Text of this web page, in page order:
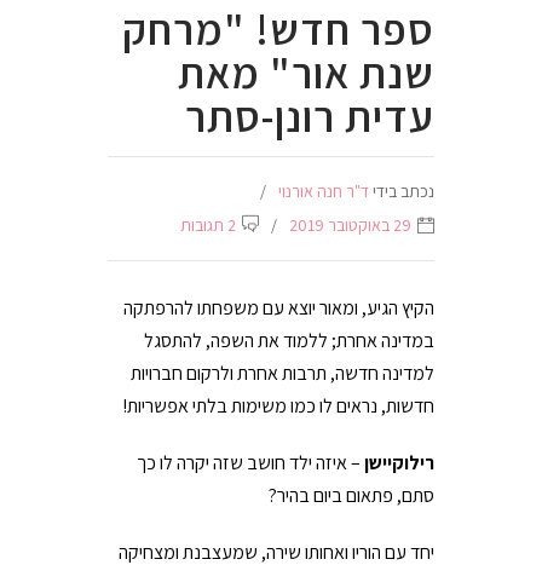
ספר חדש! "מרחק
שנת אור" מאת
עדית רונן-סתר
נכתב בידיד"ר חנה אורנוי
29 באוקטובר 2019
2 תגובות
הקיץ הגיע, ומאור יוצא עם משפחתו להרפתקה
במדינה אחרת; ללמוד את השפה, להתסגל
למדינה חדשה, תרבות אחרת ולרקום חברויות
חדשות, נראים לו כמו משימות בלתי אפשריות!
רילוקיישן– איזה ילד חושב שזה יקרה לו כך
סתם, פתאום ביום בהיר?
יחד עם הוריו ואחותו שירה, שמעצבנת ומצחיקה